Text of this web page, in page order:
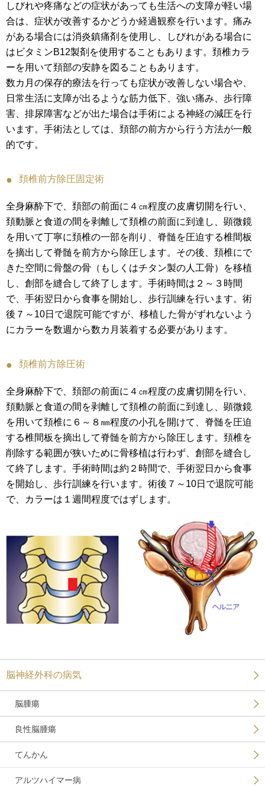
しびれや疼痛などの症状があっても生活への支障が軽い場
合は、症状が改善するかどうか経過観察を行います。痛み
がある場合には消炎鎮痛剤を使用し、しびれがある場合に
はビタミンB12製剤を使用することもあります。頚椎カラ
ーを用いて頚部の安静を図ることもあります。
数カ月の保存的療法を行っても症状が改善しない場合や、
日常生活に支障が出るような筋力低下、強い痛み、歩行障
害、排尿障害などが出た場合は手術による神経の減圧を行
います。手術法としては、頚部の前方から行う方法が一般
的です。
頚椎前方除圧固定術
全身麻酔下で、頚部の前面に４㎝程度の皮膚切開を行い、
頚動脈と食道の間を剥離して頚椎の前面に到達し、顕微鏡
を用いて丁寧に頚椎の一部を削り、脊髄を圧迫する椎間板
を摘出して脊髄を前方から除圧します。その後、頚椎にで
きた空間に骨盤の骨（もしくはチタン製の人工骨）を移植
し、創部を縫合して終了します。手術時間は２～３時間
で、手術翌日から食事を開始し、歩行訓練を行います。術
後７～10日で退院可能ですが、移植した骨がずれないよう
にカラーを数週から数カ月装着する必要があります。
頚椎前方除圧術
全身麻酔下で、頚部の前面に４㎝程度の皮膚切開を行い、
頚動脈と食道の間を剥離して頚椎の前面に到達し、顕微鏡
を用いて頚椎に６～８㎜程度の小孔を開けて、脊髄を圧迫
する椎間板を摘出して脊髄を前方から除圧します。頚椎を
削除する範囲が狭いために骨移植は行わず、創部を縫合し
て終了します。手術時間は約２時間で、手術翌日から食事
を開始し、歩行訓練を行います。術後７～10日で退院可能
で、カラーは１週間程度ではずします。
脳神経外科の病気
脳腫瘍
良性脳腫瘍
てんかん
アルツハイマー病